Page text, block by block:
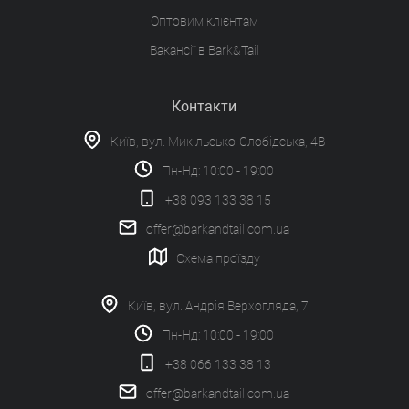
Оптовим клієнтам
Вакансії в Bark&Tail
Контакти
Київ, вул. Микільсько-Слобідська, 4В
Пн-Нд: 10:00 - 19:00
+38 093 133 38 15
offer@barkandtail.com.ua
Схема проїзду
Київ, вул. Андрія Верхогляда, 7
Пн-Нд: 10:00 - 19:00
+38 066 133 38 13
offer@barkandtail.com.ua